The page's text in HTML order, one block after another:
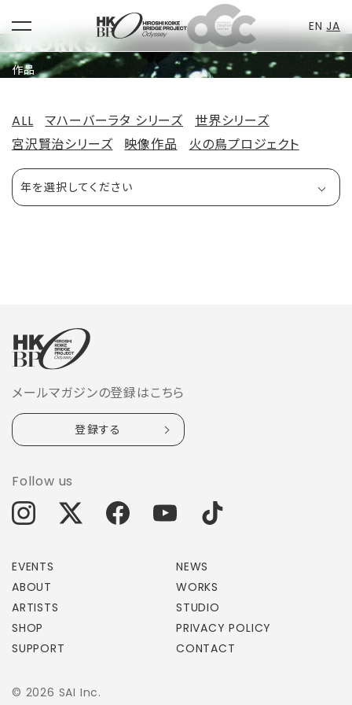
to
toggle
navigation
EN JA
WORKS
作品
ALL マハーバーラタ シリーズ
世界シリーズ
宮沢賢治シリーズ
映像作品 火の鳥プロジェクト
メールマガジンの登録はこちら
登録する
Follow us
EVENTS
NEWS
ABOUT
WORKS
ARTISTS
STUDIO
SHOP
PRIVACY POLICY
SUPPORT
CONTACT
© 2026 SAI Inc.